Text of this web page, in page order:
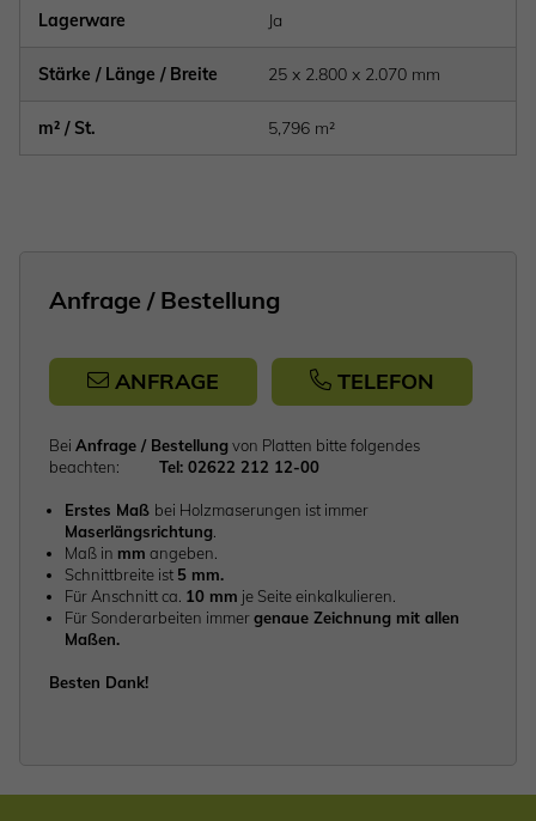
Lagerware Ja
Stärke / Länge / Breite 25 x 2.800 x 2.070 mm
m² / St. 5,796 m²
Anfrage / Bestellung
ANFRAGE TELEFON
Bei Anfrage / Bestellung von Platten bitte folgendes
beachten: Tel: 02622 212 12-00
Erstes Maß bei Holzmaserungen ist immer
Maserlängsrichtung.
Maß in mm angeben.
Schnittbreite ist 5 mm.
Für Anschnitt ca. 10 mm je Seite einkalkulieren.
Für Sonderarbeiten immergenaue Zeichnung mit allen
Maßen.
Besten Dank!